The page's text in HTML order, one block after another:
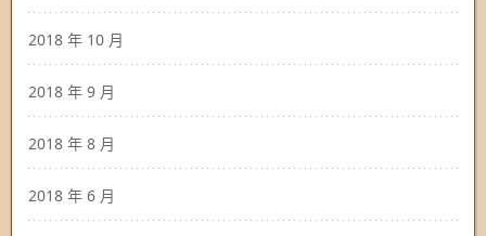
2018 年 10 月
2018 年 9 月
2018 年 8 月
2018 年 6 月